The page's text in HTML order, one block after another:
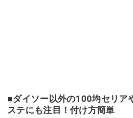
■ダイソー以外の100均セリア
ステにも注目！付け方簡単